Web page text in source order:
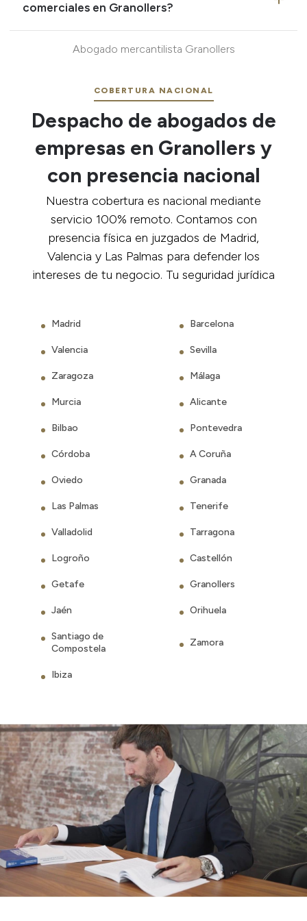
delito societario o una disputa de propiedad
intelectual, la gestoría no tiene herramientas.
Nosotros aportamos la defensa letrada y la
comerciales en Granollers?
total rigor. Si han tocado tu facturación o incumplido
encargamos de fundamentar jurídicamente tu
reclamación para defender tus derechos económicos
ante cualquier instancia.
Abogado mercantilista Granollers
COBERTURA NACIONAL
Despacho de abogados de
empresas en Granollers y
con presencia nacional
Nuestra cobertura es nacional mediante
servicio 100% remoto. Contamos con
presencia física en juzgados de Madrid,
Valencia y Las Palmas para defender los
intereses de tu negocio. Tu seguridad jurídica
Madrid Barcelona
Valencia Sevilla
Zaragoza Málaga
Murcia Alicante
Bilbao Pontevedra
Córdoba A Coruña
Oviedo Granada
Las Palmas Tenerife
Valladolid Tarragona
Logroño Castellón
Getafe Granollers
Jaén Orihuela
Santiago de
Compostela
Zamora
Ibiza